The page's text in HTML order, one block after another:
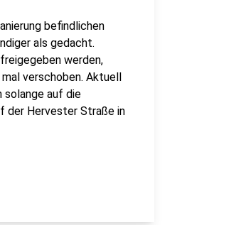
befindlichen
als gedacht.
werden,
verschoben. Aktuell
solange auf die
der Hervester Straße in